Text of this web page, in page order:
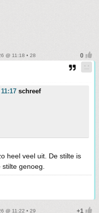
@ 11:18 • 28
schreef
heel veel uit. De stilte is
genoeg.
@ 11:22 • 29